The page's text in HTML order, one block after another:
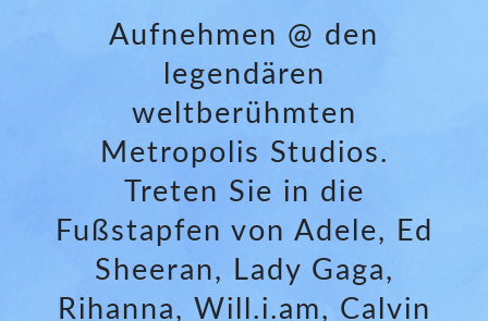
Unsere Geschichte
Sprache/Region
Aufnehmen @ den
legendären
weltberühmten
Metropolis Studios.
Treten Sie in die
Fußstapfen von Adele, Ed
Sheeran, Lady Gaga,
Rihanna, Will.i.am, Calvin